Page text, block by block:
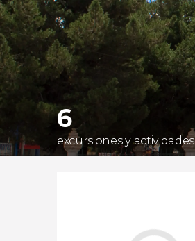
6
excursiones y actividades